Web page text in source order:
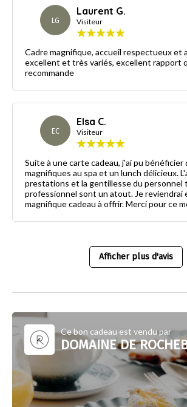
LG
Laurent G.
Visiteur
Cadre magnifique, accueil respectueux et agréable, brunch
excellent et très variés, excellent rapport qualité prix. Je
recommande
EC
Elsa C.
Visiteur
Suite à une carte cadeau, j'ai pu bénéficier
magnifiques au spa et un lunch délicieux. L'accueil , les
prestations et la gentillesse du personnel
professionnel sont un atout. Je reviendrai
magnifique cadeau à offrir. Merci pour ce
Afficher plus d'avis
Ce bon cadeau est vendu par
DOMAINE DE